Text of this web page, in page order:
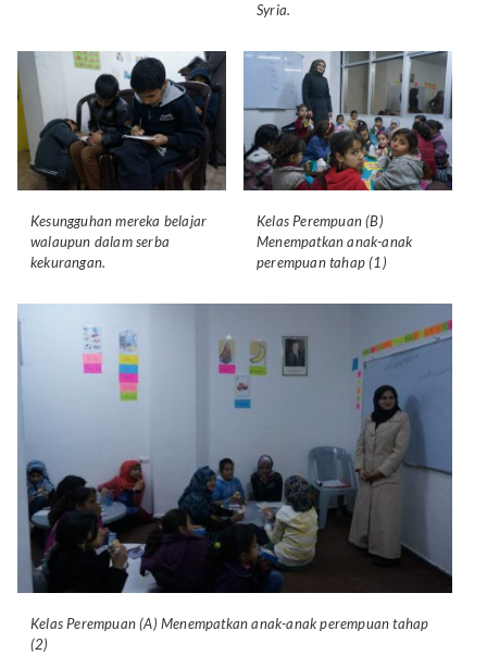
Syria.
Kesungguhan mereka belajar
walaupun dalam serba
kekurangan.
Kelas Perempuan (B)
Menempatkan anak-anak
perempuan tahap (1)
Kelas Perempuan (A) Menempatkan anak-anak perempuan tahap
(2)